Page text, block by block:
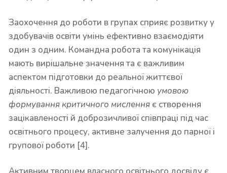
Заохочення до роботи в групах сприяє розвитку у
здобувачів освіти умінь ефективно взаємодіяти
один з одним. Командна робота та комунікація
мають вирішальне значення та є важливим
аспектом підготовки до реальної життєвої
діяльності. Важливою педагогічною умовою
формування критичного мислення є створення
зацікавленості й доброзичливої співпраці під час
освітнього процесу, активне залучення до парної і
групової роботи [4].